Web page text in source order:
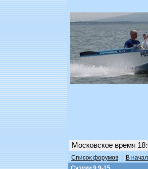
Московское время
Список форумов| В